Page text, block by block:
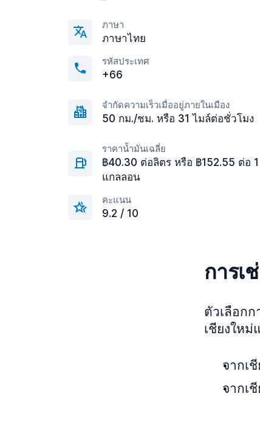
ภาษา
ภาษาไทย
รหัสประเทศ
+66
จำกัดความเร็วเมื่ออยู่ภายในเมือง
50 กม./ชม. หรือ 31 ไมล์ต่อชั่วโมง
ราคาน้ำมันเฉลี่ย
฿40.30 ต่อลิตร หรือ ฿152.55 ต่อ 1
แกลลอน
คะแนน
9.2 / 10
การเ
ตัวเลือก
เชียงใหม่
จากเ
จากเ